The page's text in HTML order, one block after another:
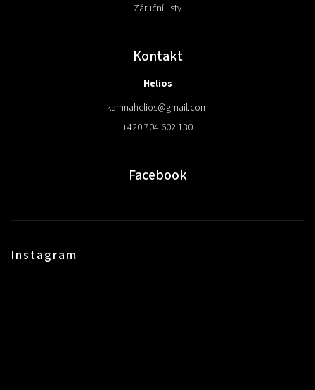
Záruční listy
Kontakt
Helios
kamnahelios@gmail.com
+420 704 602 130
Facebook
Instagram